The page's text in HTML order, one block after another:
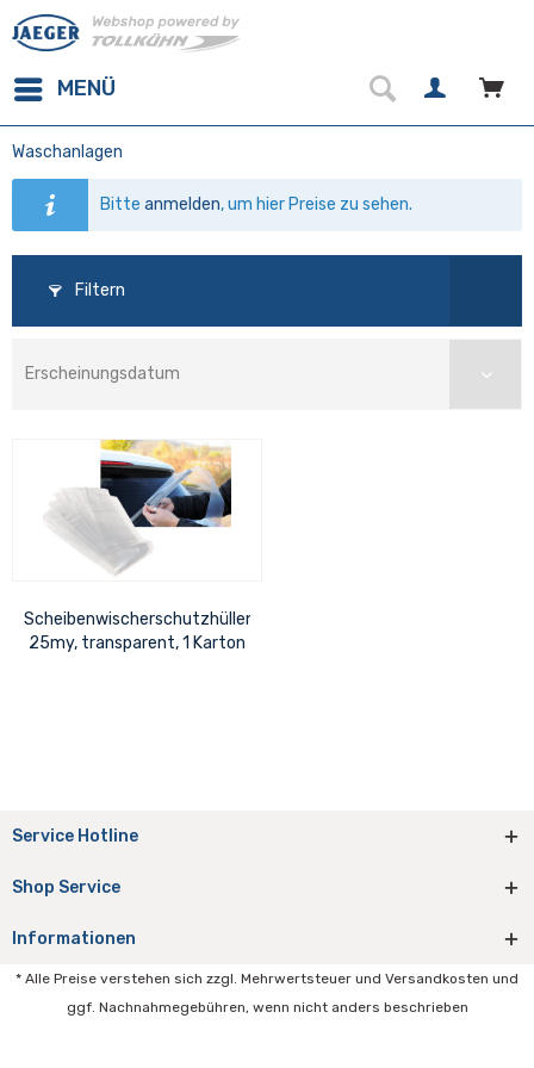
MENÜ
Waschanlagen
Bitteanmelden, um hier Preise zu sehen.
Filtern
Scheibenwischerschutzhüllen
25my, transparent, 1 Karton
Service Hotline
Shop Service
Informationen
* Alle Preise verstehen sich zzgl. Mehrwertsteuer und Versandkosten und
ggf. Nachnahmegebühren, wenn nicht anders beschrieben